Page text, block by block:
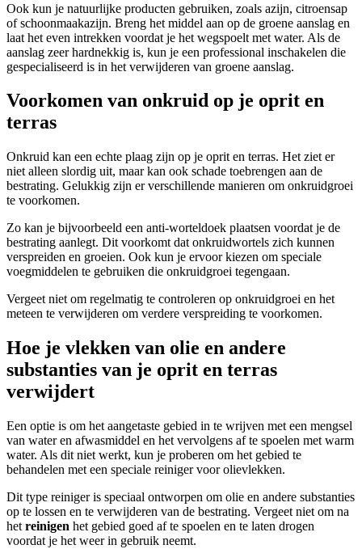
Ook kun je natuurlijke producten gebruiken, zoals azijn, citroensap
of schoonmaakazijn. Breng het middel aan op de groene aanslag en
laat het even intrekken voordat je het wegspoelt met water. Als de
aanslag zeer hardnekkig is, kun je een professional inschakelen die
gespecialiseerd is in het verwijderen van groene aanslag.
Voorkomen van onkruid op je oprit en
terras
Onkruid kan een echte plaag zijn op je oprit en terras. Het ziet er
niet alleen slordig uit, maar kan ook schade toebrengen aan de
bestrating. Gelukkig zijn er verschillende manieren om onkruidgroei
te voorkomen.
Zo kan je bijvoorbeeld een anti-worteldoek plaatsen voordat je de
bestrating aanlegt. Dit voorkomt dat onkruidwortels zich kunnen
verspreiden en groeien. Ook kun je ervoor kiezen om speciale
voegmiddelen te gebruiken die onkruidgroei tegengaan.
Vergeet niet om regelmatig te controleren op onkruidgroei en het
meteen te verwijderen om verdere verspreiding te voorkomen.
Hoe je vlekken van olie en andere
substanties van je oprit en terras
verwijdert
Een optie is om het aangetaste gebied in te wrijven met een mengsel
van water en afwasmiddel en het vervolgens af te spoelen met warm
water. Als dit niet werkt, kun je proberen om het gebied te
behandelen met een speciale reiniger voor olievlekken.
Dit type reiniger is speciaal ontworpen om olie en andere substanties
op te lossen en te verwijderen van de bestrating. Vergeet niet om na
het reinigen het gebied goed af te spoelen en te laten drogen
voordat je het weer in gebruik neemt.